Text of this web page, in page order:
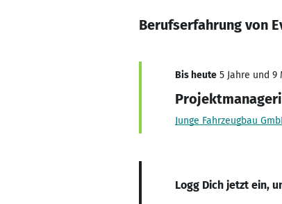
Berufserfahrung von
Bis heute 5 Jahre und 9
Junge Fahrzeugbau
Logg Dich jetzt ein,